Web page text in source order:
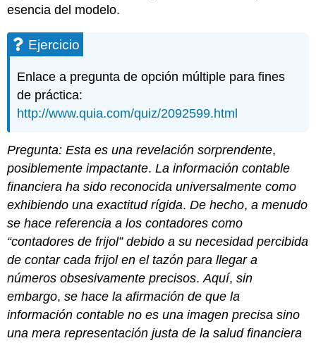
esencia del modelo.
Ejercicio
Enlace a pregunta de opción múltiple para fines
de práctica:
http://www.quia.com/quiz/2092599.html
Pregunta: Esta es unarevelación sorprendente,
posiblemente impactante.La información contable
financiera ha sido reconocida universalmente como
exhibiendo una exactitud rígida.De hecho,a menudo
se hace referencia a los contadores como
“contadores de frijol” debido a su necesidad percibida
de contar cada frijol en el tazón para llegar a
números obsesivamente precisos.Aquí,sin
embargo,se hace la afirmación de que la
información contable no es una imagen precisa sino
una mera representación justa de la salud financiera